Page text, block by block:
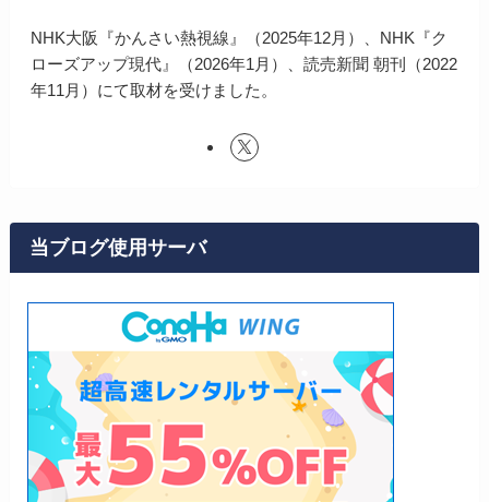
NHK大阪『かんさい熱視線』（2025年12月）、NHK『ク
ローズアップ現代』（2026年1月）、読売新聞 朝刊（2022
年11月）にて取材を受けました。
当ブログ使用サーバ